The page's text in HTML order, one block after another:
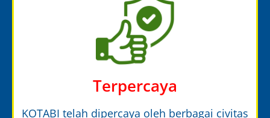
Terpercaya
KOTABI telah dipercaya oleh berbagai civitas